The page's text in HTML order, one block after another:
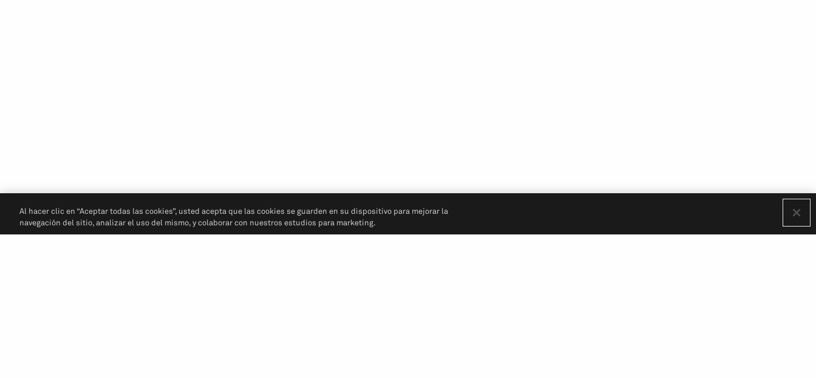
Al hacer clic en “Aceptar todas las cookies”, usted acepta que las cookies se guarden en su dispositivo para mejorar la
navegación del sitio, analizar el uso del mismo, y colaborar con nuestros estudios para marketing.